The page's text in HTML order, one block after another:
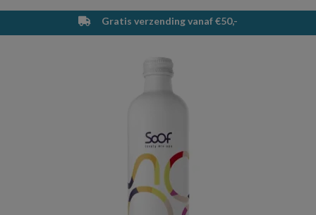
Winkelwagen
Uw winkelwagen is leeg.
Gratis verzending vanaf €50,-